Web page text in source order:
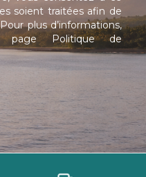
soient traitées afin de
plus d’informations,
page Politique de